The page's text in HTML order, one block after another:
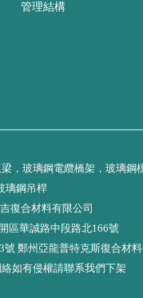
管理結構
玻璃鋼電纜橋架，玻璃鋼
璃鋼吊桿
復合材料有限公司
區華誠路中段路北166號
鄭州亞龍普特克斯復合材料
如有侵權請聯系我們下架